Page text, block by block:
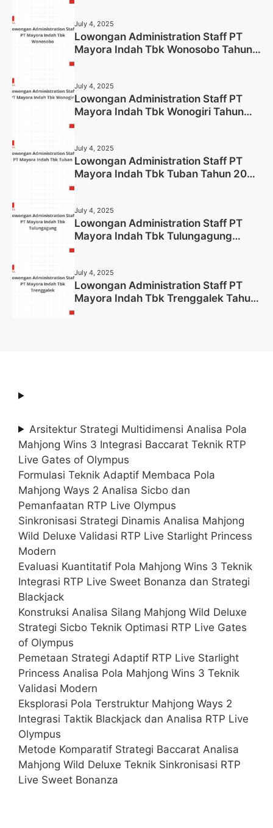
July 4, 2025
Lowongan Administration Staff PT
Mayora Indah Tbk Wonosobo Tahun
July 4, 2025
Lowongan Administration Staff PT
Mayora Indah Tbk Wonogiri Tahun
July 4, 2025
Lowongan Administration Staff PT
Mayora Indah Tbk Tuban Tahun 2025
July 4, 2025
Lowongan Administration Staff PT
Mayora Indah Tbk Tulungagung
July 4, 2025
Lowongan Administration Staff PT
Mayora Indah Tbk Trenggalek Tahun
Arsitektur Strategi Multidimensi Analisa Pola
Mahjong Wins 3 Integrasi Baccarat Teknik RTP
Live Gates of Olympus
Formulasi Teknik Adaptif Membaca Pola
Mahjong Ways 2 Analisa Sicbo dan
Pemanfaatan RTP Live Olympus
Sinkronisasi Strategi Dinamis Analisa Mahjong
Wild Deluxe Validasi RTP Live Starlight Princess
Modern
Evaluasi Kuantitatif Pola Mahjong Wins 3 Teknik
Integrasi RTP Live Sweet Bonanza dan Strategi
Blackjack
Konstruksi Analisa Silang Mahjong Wild Deluxe
Strategi Sicbo Teknik Optimasi RTP Live Gates
of Olympus
Pemetaan Strategi Adaptif RTP Live Starlight
Princess Analisa Pola Mahjong Wins 3 Teknik
Validasi Modern
Eksplorasi Pola Terstruktur Mahjong Ways 2
Integrasi Taktik Blackjack dan Analisa RTP Live
Olympus
Metode Komparatif Strategi Baccarat Analisa
Mahjong Wild Deluxe Teknik Sinkronisasi RTP
Live Sweet Bonanza